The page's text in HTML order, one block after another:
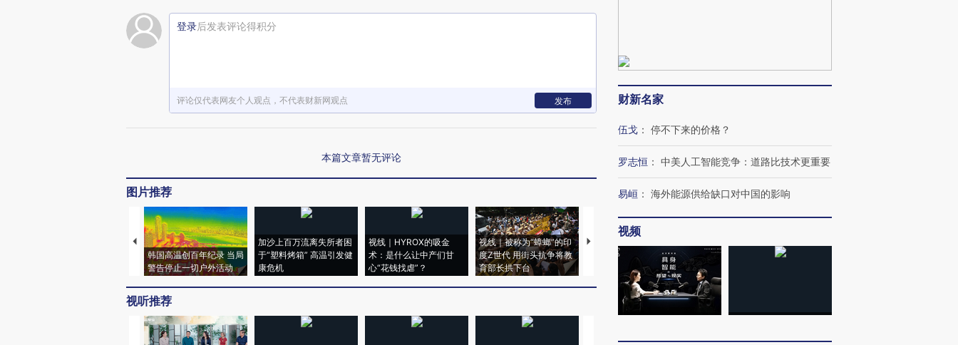
登录后发表评论得积分
评论仅代表网友个人观点，不代表财新网观点 发布
本篇文章暂无评论
图片推荐
韩国高温创百年纪录 当局
警告停止一切户外活动
加沙上百万流离失所者困
于“塑料烤箱” 高温引发健
康危机
视线｜HYROX的吸金
术：是什么让中产们甘
心“花钱找虐”？
视线｜被称为“蟑螂”的印
度Z世代 用街头抗争将教
育部长拱下台
视线｜“入侵”还是“人道危
机”？难民潮撕裂西班牙
128毫米 紧急转移近
4000人
视听推荐
财新名家
伍戈 ： 停不下来的价格？
罗志恒 ： 中美人工智能竞争：道路比技术更重要
易峘 ： 海外能源供给缺口对中国的影响
视频